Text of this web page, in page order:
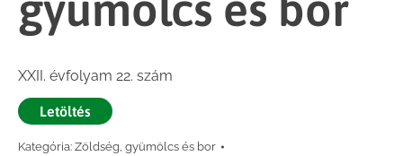
XXII. évfolyam 22. szám
Letöltés
Kategória: Zöldség, gyümölcs és bor